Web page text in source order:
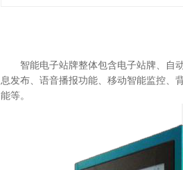
智能电子站牌整体包含电子站牌、自动
息发布、 语音播报功能、 移动智能监控、
能等。